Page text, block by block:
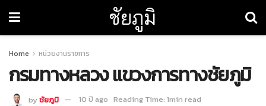
ชัยภูมิ
Home หน่วยงานราชการ
กรมทางหลวง แขวงการทางชัยภูมิ
by ชัยภูมิ 10 ปี ago Reading Time: 1min read